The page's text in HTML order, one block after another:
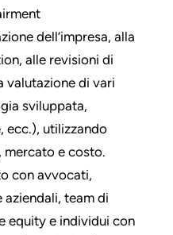
dell’impresa, alla
alle revisioni di
valutazione di vari
sviluppata,
ecc.), utilizzando
e costo.
con avvocati,
team di
equity e individui con